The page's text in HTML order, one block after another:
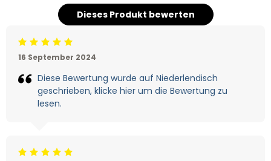
Dieses Produkt bewerten
Beoordeling: 5/5
16 September 2024
Diese Bewertung wurde auf Niederlendisch
geschrieben, klicke hier um die Bewertung zu
lesen.
Beoordeling: 5/5